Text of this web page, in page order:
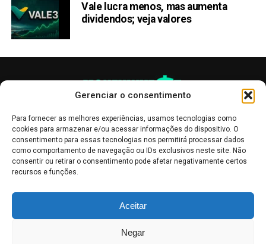
Gerenciar o consentimento
Para fornecer as melhores experiências, usamos tecnologias como
cookies para armazenar e/ou acessar informações do dispositivo. O
consentimento para essas tecnologias nos permitirá processar dados
como comportamento de navegação ou IDs exclusivos neste site. Não
consentir ou retirar o consentimento pode afetar negativamente certos
recursos e funções.
Aceitar
Negar
Vale lucra menos, mas aumenta
dividendos; veja valores
informativo, servindo como boletins de divulgação, e não devem ser
interpretadas como recomendações de investimento.Leia mais
Bolsa de Valores